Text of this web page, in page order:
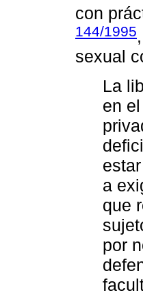
con
144/1995
sexual
La
en
a
que
por